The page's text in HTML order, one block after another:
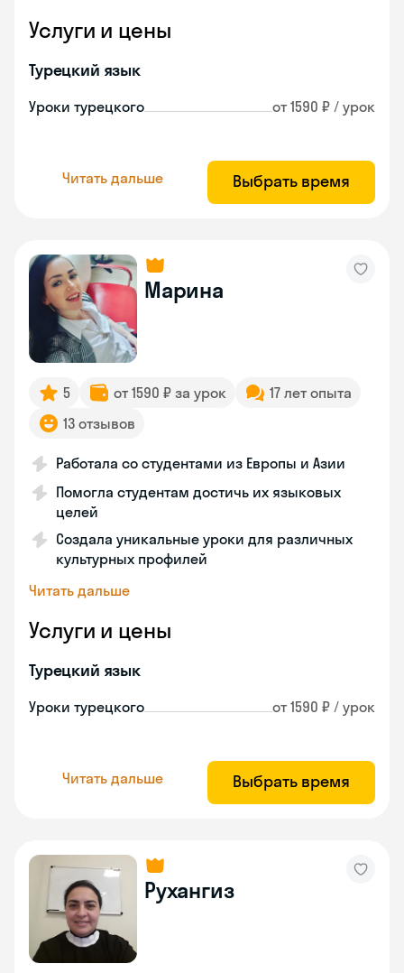
Услуги и цены
Турецкий язык
Уроки турецкого от 1590 ₽ / урок
Читать дальше Выбрать время
Марина
5 от 1590 ₽ за урок
17 лет опыта
13 отзывов
Работала со студентами из Европы и Азии
Помогла студентам достичь их языковых
целей
Создала уникальные уроки для различных
культурных профилей
Читать дальше
Услуги и цены
Турецкий язык
Уроки турецкого от 1590 ₽ / урок
Читать дальше Выбрать время
Рухангиз